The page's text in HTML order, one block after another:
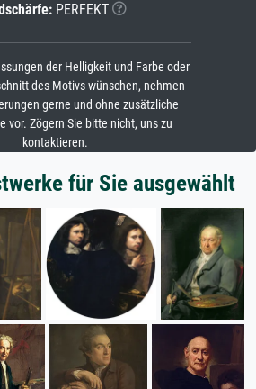
PERFEKT
der Helligkeit und Farbe oder
des Motivs wünschen, nehmen
gerne und ohne zusätzliche
vor. Zögern Sie bitte nicht, uns zu
kontaktieren.
für Sie ausgewählt